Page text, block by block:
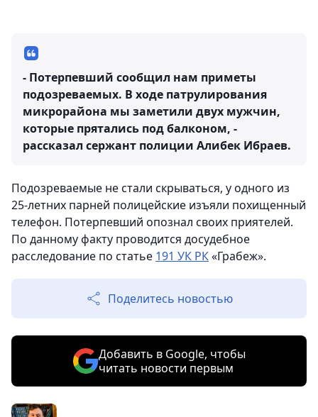
- Потерпевший сообщил нам приметы
подозреваемых. В ходе патрулирования
микрорайона мы заметили двух мужчин,
которые прятались под балконом, -
рассказал сержант полиции Алибек Ибраев.
Подозреваемые не стали скрываться, у одного из
25-летних парней полицейские изъяли похищенный
телефон. Потерпевший опознал своих приятелей.
По данному факту проводится досудебное
расследование по статье 191 УК РК«Грабеж».
Поделитесь новостью
Добавить в Google, чтобы
читать новости первым